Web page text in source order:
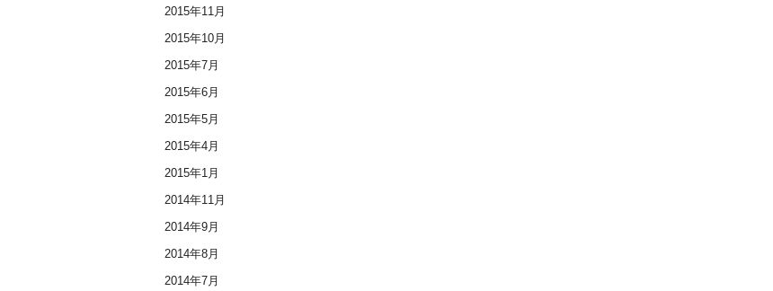
2015年11月
2015年10月
2015年7月
2015年6月
2015年5月
2015年4月
2015年1月
2014年11月
2014年9月
2014年8月
2014年7月